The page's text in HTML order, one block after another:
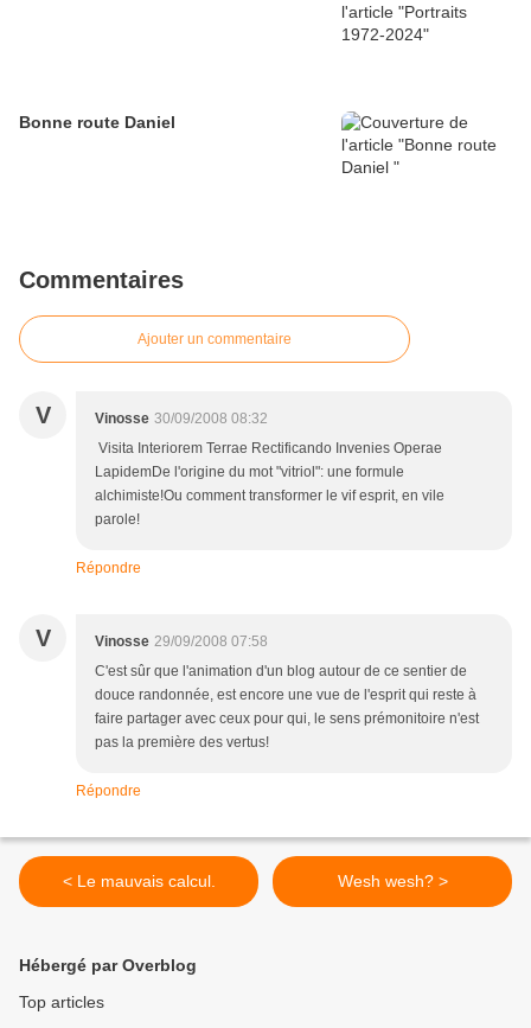
Bonne route Daniel
Commentaires
Ajouter un commentaire
V Vinosse 30/09/2008 08:32
Visita Interiorem Terrae Rectificando Invenies Operae
LapidemDe l'origine du mot "vitriol": une formule
alchimiste!Ou comment transformer le vif esprit, en vile
parole!
Répondre
V Vinosse 29/09/2008 07:58
C'est sûr que l'animation d'un blog autour de ce sentier de
douce randonnée, est encore une vue de l'esprit qui reste à
faire partager avec ceux pour qui, le sens prémonitoire n'est
pas la première des vertus!
Répondre
< Le mauvais calcul. Wesh wesh? >
Hébergé par Overblog
Top articles